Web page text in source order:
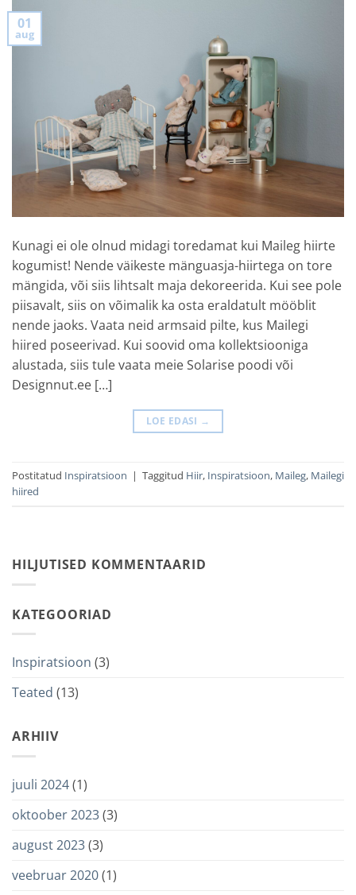
01
aug
Kunagi ei ole olnud midagi toredamat kui Maileg hiirte
kogumist! Nende väikeste mänguasja-hiirtega on tore
mängida, või siis lihtsalt maja dekoreerida. Kui see pole
piisavalt, siis on võimalik ka osta eraldatult mööblit
nende jaoks. Vaata neid armsaid pilte, kus Mailegi
hiired poseerivad. Kui soovid oma kollektsiooniga
alustada, siis tule vaata meie Solarise poodi või
Designnut.ee […]
LOE EDASI →
Postitatud Inspiratsioon | Taggitud Hiir, Inspiratsioon, Maileg, Mailegi
hiired
HILJUTISED KOMMENTAARID
KATEGOORIAD
Inspiratsioon (3)
Teated (13)
ARHIIV
juuli 2024(1)
oktoober 2023(3)
august 2023(3)
veebruar 2020(1)